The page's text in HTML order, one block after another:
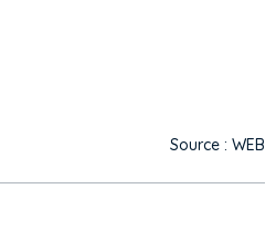
Source : WEB